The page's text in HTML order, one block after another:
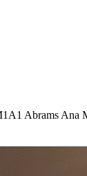
Abrams Ana